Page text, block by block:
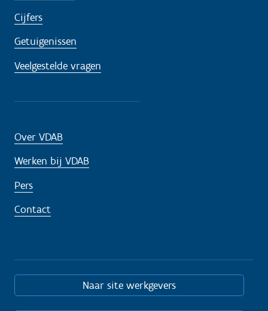
Cijfers
Getuigenissen
Veelgestelde vragen
Over VDAB
Werken bij VDAB
Pers
Contact
Naar site werkgevers